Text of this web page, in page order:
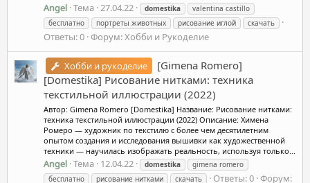
Angel Тема 27.04.22 domestika
valentina castillo
бесплатно
портреты животных рисование иглой скачать
Ответы: 0 Форум:Хобби и Рукоделие
Хобби и рукоделие
[Gimena Romero]
[Domestika] Рисование нитками: техника
текстильной иллюстрации (2022)
Автор: Gimena Romero [Domestika] Название: Рисование нитками:
техника текстильной иллюстрации (2022) Описание: Химена
Ромеро — художник по текстилю с более чем десятилетним
опытом создания и исследования вышивки как художественной
техники — научилась изображать реальность, используя только...
Angel Тема 12.04.22 domestika
gimena romero
бесплатно
рисование нитками скачать Ответы: 0 Форум: